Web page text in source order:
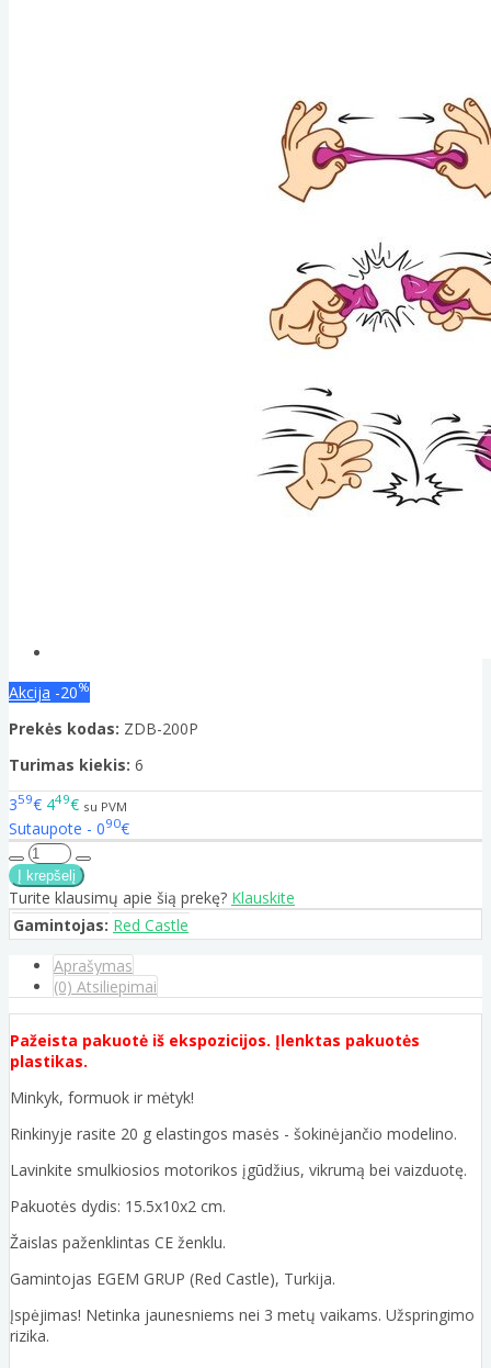
Akcija -20%
Prekės kodas: ZDB-200P
Turimas kiekis: 6
359€ 449€ su PVM
Sutaupote - 090€
Turite klausimų apie šią prekę? Klauskite
Gamintojas: Red Castle
Aprašymas
(0) Atsiliepimai
Pažeista pakuotė iš ekspozicijos. Įlenktas pakuotės
plastikas.
Minkyk, formuok ir mėtyk!
Rinkinyje rasite 20 g elastingos masės - šokinėjančio modelino.
Lavinkite smulkiosios motorikos įgūdžius, vikrumą bei vaizduotę.
Pakuotės dydis: 15.5x10x2 cm.
Žaislas paženklintas CE ženklu.
Gamintojas EGEM GRUP (Red Castle), Turkija.
Įspėjimas! Netinka jaunesniems nei 3 metų vaikams. Užspringimo
rizika.